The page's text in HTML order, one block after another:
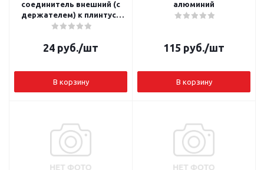
соединитель внешний (с
держателем) к плинтусу
58мм L058
24 руб./шт
В корзину
алюминий
115 руб./шт
В корзину